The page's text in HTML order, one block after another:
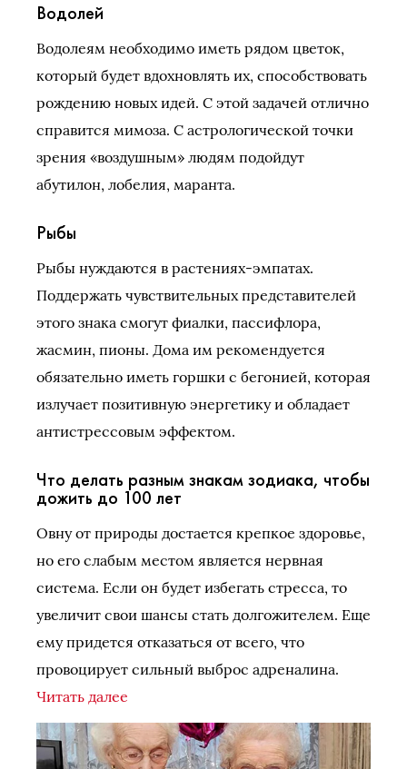
Водолей
Водолеям необходимо иметь рядом цветок,
который будет вдохновлять их, способствовать
рождению новых идей. С этой задачей отлично
справится мимоза. С астрологической точки
зрения «воздушным» людям подойдут
абутилон, лобелия, маранта.
Рыбы
Рыбы нуждаются в растениях-эмпатах.
Поддержать чувствительных представителей
этого знака смогут фиалки, пассифлора,
жасмин, пионы. Дома им рекомендуется
обязательно иметь горшки с бегонией, которая
излучает позитивную энергетику и обладает
антистрессовым эффектом.
Что делать разным знакам зодиака, чтобы
дожить до 100 лет
Овну от природы достается крепкое здоровье,
но его слабым местом является нервная
система. Если он будет избегать стресса, то
увеличит свои шансы стать долгожителем. Еще
ему придется отказаться от всего, что
провоцирует сильный выброс адреналина.
Читать далее